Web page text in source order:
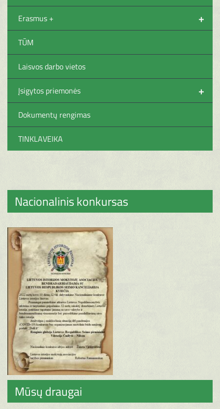
+
Erasmus +
TŪM
Laisvos darbo vietos
+
Įsigytos priemonės
Dokumentų rengimas
TINKLAVEIKA
Nacionalinis konkursas
Mūsų draugai